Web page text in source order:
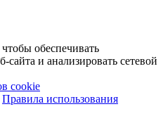
обеспечивать
и анализировать сетевой
cookie
Правила использования